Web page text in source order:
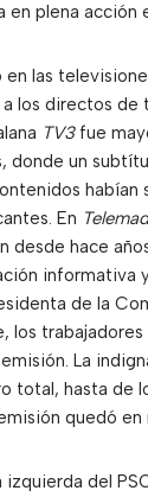
en plena acción
las
los directos de
TV3fue
donde un
habían
En
desde hace
informativa
de la
los
La
total, hasta de
quedó en
del